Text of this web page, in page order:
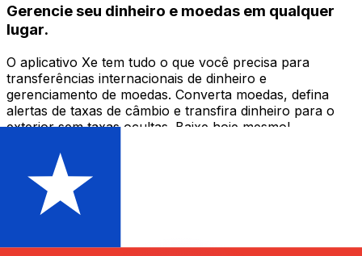
Gerencie seu dinheiro e moedas em qualquer
lugar.
O aplicativo Xe tem tudo o que você precisa para
transferências internacionais de dinheiro e
gerenciamento de moedas. Converta moedas, defina
alertas de taxas de câmbio e transfira dinheiro para o
exterior sem taxas ocultas. Baixe hoje mesmo!